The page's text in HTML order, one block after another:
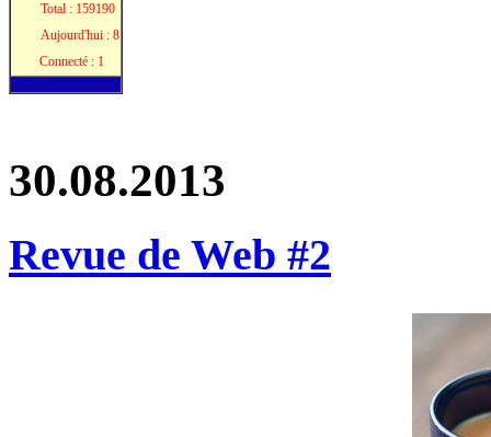
Total : 159190
Aujourd'hui : 8
Connecté : 1
30.08.2013
Revue de Web #2